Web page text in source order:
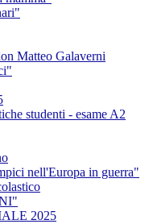
Matteo Galaverni
studenti - esame A2
nell'Europa in guerra"
2025